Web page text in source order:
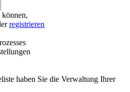
registrieren
haben Sie die Verwaltung Ihrer